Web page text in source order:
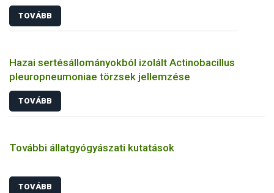
TOVÁBB
Hazai sertésállományokból izolált Actinobacillus
pleuropneumoniae törzsek jellemzése
TOVÁBB
További állatgyógyászati kutatások
TOVÁBB